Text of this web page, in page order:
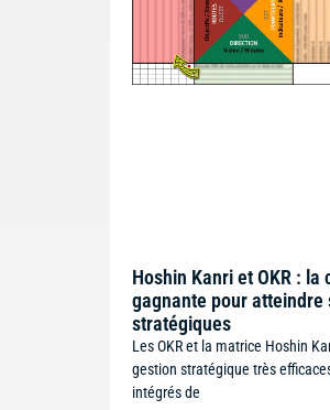
Hoshin Kanri et OKR : la
gagnante pour atteindre
stratégiques
Les OKR et la matrice Hoshin
gestion stratégique très
intégrés de